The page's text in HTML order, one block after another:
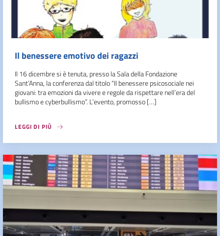
Il benessere emotivo dei ragazzi
Il 16 dicembre si è tenuta, presso la Sala della Fondazione
Sant’Anna, la conferenza dal titolo “Il benessere psicosociale nei
giovani: tra emozioni da vivere e regole da rispettare nell’era del
bullismo e cyberbullismo”. L’evento, promosso […]
LEGGI DI PIÙ